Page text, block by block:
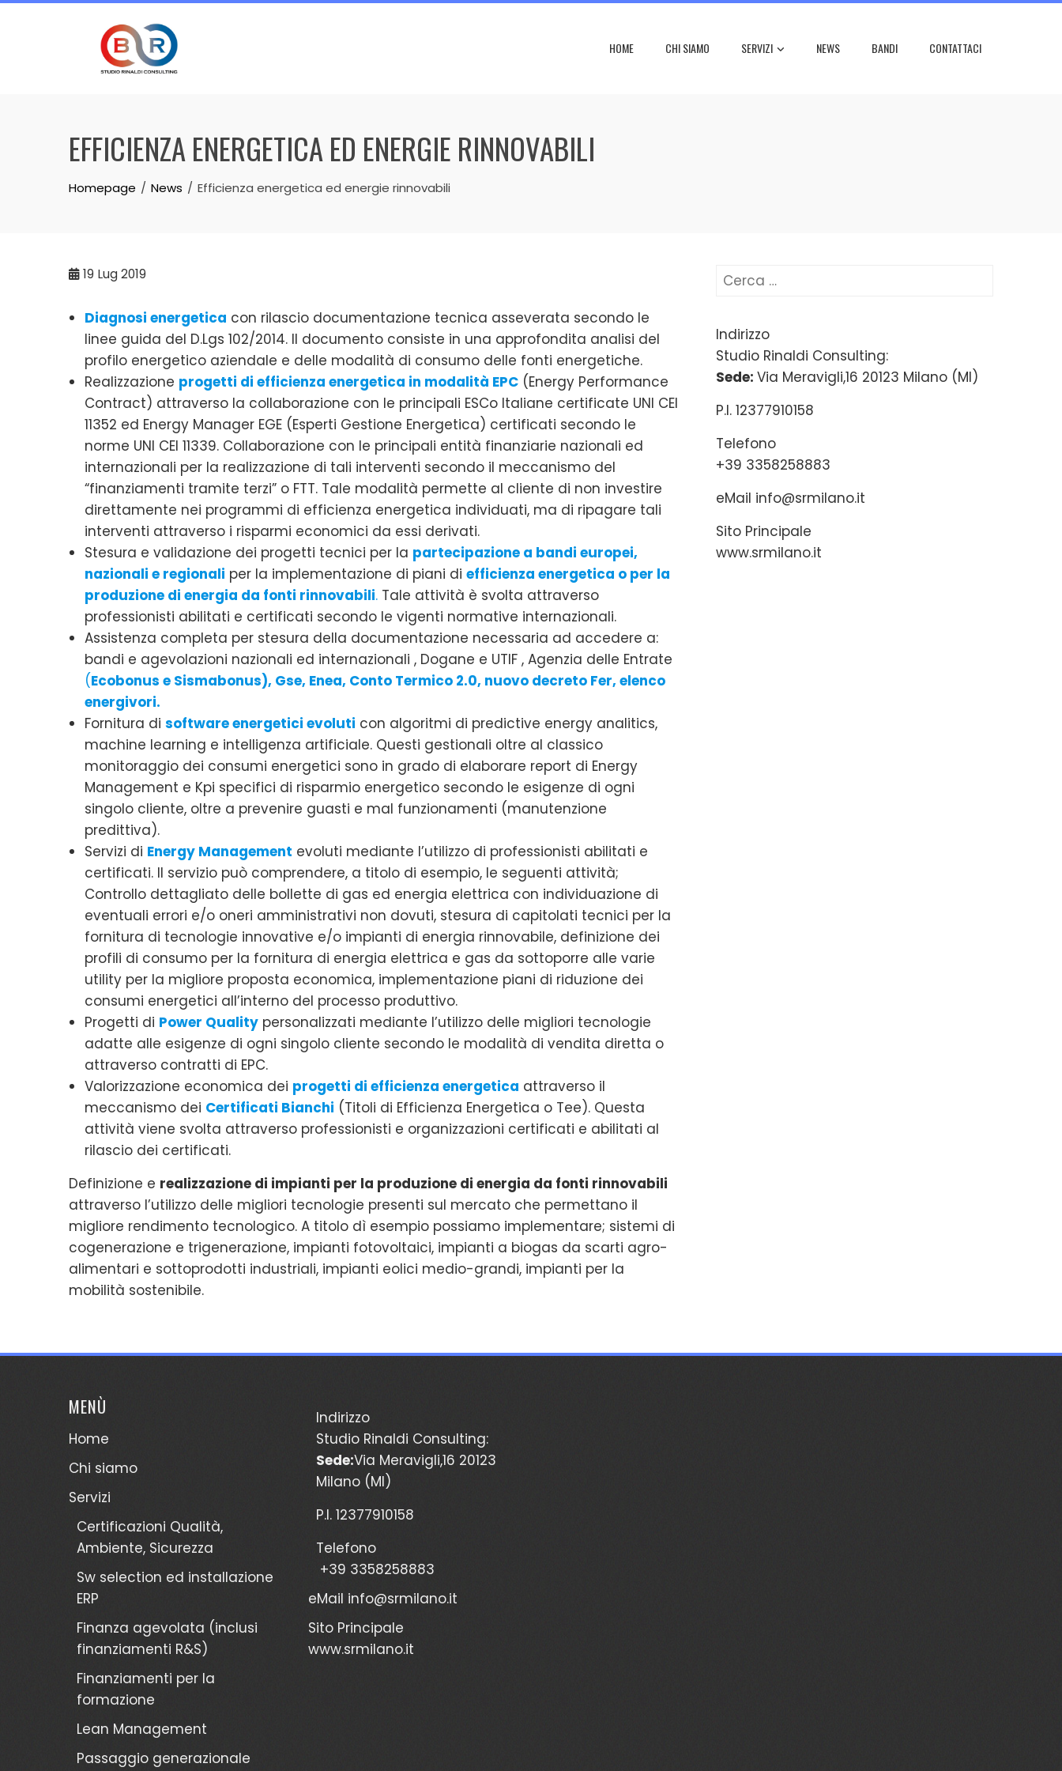
Skip
HOME CHI SIAMO SERVIZI NEWS BANDI CONTATTACI
EFFICIENZA ENERGETICA ED ENERGIE RINNOVABILI
Homepage News Efficienza energetica ed energie rinnovabili
19 Lug 2019
Diagnosi energetica con rilascio documentazione tecnica asseverata secondo le
linee guida del D.Lgs 102/2014. Il documento consiste in una approfondita analisi del
profilo energetico aziendale e delle modalità di consumo delle fonti energetiche.
Realizzazione progetti di efficienza energetica in modalità EPC (Energy Performance
Contract) attraverso la collaborazione con le principali ESCo Italiane certificate UNI CEI
11352 ed Energy Manager EGE (Esperti Gestione Energetica) certificati secondo le
norme UNI CEI 11339. Collaborazione con le principali entità finanziarie nazionali ed
internazionali per la realizzazione di tali interventi secondo il meccanismo del
“finanziamenti tramite terzi” o FTT. Tale modalità permette al cliente di non investire
direttamente nei programmi di efficienza energetica individuati, ma di ripagare tali
interventi attraverso i risparmi economici da essi derivati.
Stesura e validazione dei progetti tecnici per la partecipazione a bandi europei,
nazionali e regionali per la implementazione di piani di efficienza energetica o per la
produzione di energia da fonti rinnovabili. Tale attività è svolta attraverso
professionisti abilitati e certificati secondo le vigenti normative internazionali.
Assistenza completa per stesura della documentazione necessaria ad accedere a:
bandi e agevolazioni nazionali ed internazionali , Dogane e UTIF , Agenzia delle Entrate
(Ecobonus e Sismabonus), Gse, Enea, Conto Termico 2.0, nuovo decreto Fer, elenco
energivori.
Fornitura di software energetici evoluti con algoritmi di predictive energy analitics,
machine learning e intelligenza artificiale. Questi gestionali oltre al classico
monitoraggio dei consumi energetici sono in grado di elaborare report di Energy
Management e Kpi specifici di risparmio energetico secondo le esigenze di ogni
singolo cliente, oltre a prevenire guasti e mal funzionamenti (manutenzione
predittiva).
Servizi di Energy Management evoluti mediante l’utilizzo di professionisti abilitati e
certificati. Il servizio può comprendere, a titolo di esempio, le seguenti attività;
Controllo dettagliato delle bollette di gas ed energia elettrica con individuazione di
eventuali errori e/o oneri amministrativi non dovuti, stesura di capitolati tecnici per la
fornitura di tecnologie innovative e/o impianti di energia rinnovabile, definizione dei
profili di consumo per la fornitura di energia elettrica e gas da sottoporre alle varie
utility per la migliore proposta economica, implementazione piani di riduzione dei
consumi energetici all’interno del processo produttivo.
Progetti di Power Quality personalizzati mediante l’utilizzo delle migliori tecnologie
adatte alle esigenze di ogni singolo cliente secondo le modalità di vendita diretta o
attraverso contratti di EPC.
Valorizzazione economica dei progetti di efficienza energetica attraverso il
meccanismo dei Certificati Bianchi (Titoli di Efficienza Energetica o Tee). Questa
attività viene svolta attraverso professionisti e organizzazioni certificati e abilitati al
rilascio dei certificati.
Definizione e realizzazione di impianti per la produzione di energia da fonti rinnovabili
attraverso l’utilizzo delle migliori tecnologie presenti sul mercato che permettano il
migliore rendimento tecnologico. A titolo dì esempio possiamo implementare; sistemi di
cogenerazione e trigenerazione, impianti fotovoltaici, impianti a biogas da scarti agro-
alimentari e sottoprodotti industriali, impianti eolici medio-grandi, impianti per la
mobilità sostenibile.
Ricerca
Indirizzo
Studio Rinaldi Consulting:
Sede: Via Meravigli,16 20123 Milano (MI)
P.I. 12377910158
Telefono
+39 3358258883
eMail info@srmilano.it
Sito Principale
www.srmilano.it
MENÙ
Home
Chi siamo
Servizi
Certificazioni Qualità,
Ambiente, Sicurezza
Sw selection ed installazione
ERP
Finanza agevolata (inclusi
finanziamenti R&S)
Finanziamenti per la
formazione
Lean Management
Passaggio generazionale
Indirizzo
Studio Rinaldi Consulting:
Sede:Via Meravigli,16 20123
Milano (MI)
P.I. 12377910158
Telefono
+39 3358258883
eMail info@srmilano.it
Sito Principale
www.srmilano.it